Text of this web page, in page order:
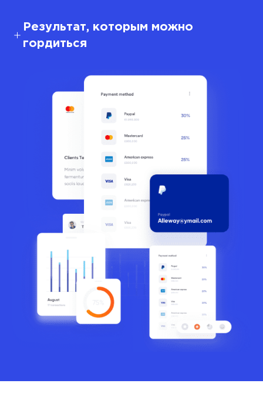
Результат, которым можно
гордиться